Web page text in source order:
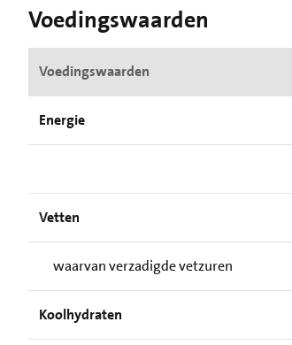
Voedingswaarden
Voedingswaarden
Energie
Vetten
waarvan verzadigde vetzuren
Koolhydraten